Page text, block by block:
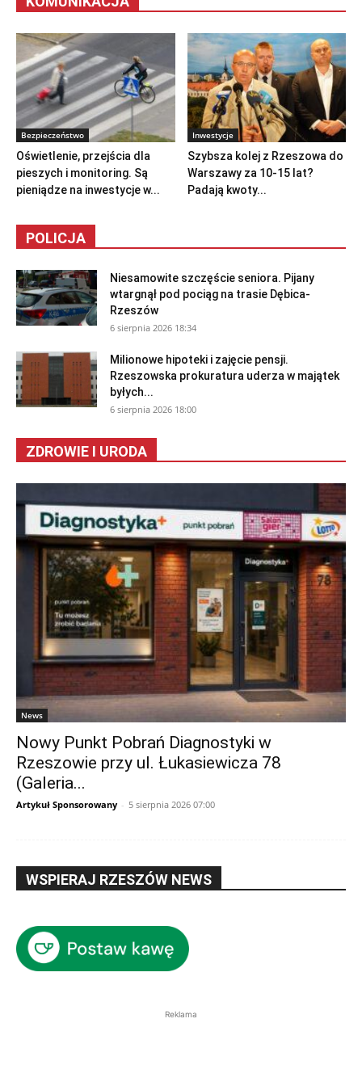
Bezpieczeństwo
Oświetlenie, przejścia dla
pieszych i monitoring. Są
pieniądze na inwestycje w...
Inwestycje
Szybsza kolej z Rzeszowa do
Warszawy za 10-15 lat?
Padają kwoty...
POLICJA
Niesamowite szczęście seniora. Pijany
wtargnął pod pociąg na trasie Dębica-
Rzeszów
6 sierpnia 2026 18:34
Milionowe hipoteki i zajęcie pensji.
Rzeszowska prokuratura uderza w majątek
byłych...
6 sierpnia 2026 18:00
ZDROWIE I URODA
News
Nowy Punkt Pobrań Diagnostyki w
Rzeszowie przy ul. Łukasiewicza 78
(Galeria...
Artykuł Sponsorowany - 5 sierpnia 2026 07:00
WSPIERAJ RZESZÓW NEWS
Reklama